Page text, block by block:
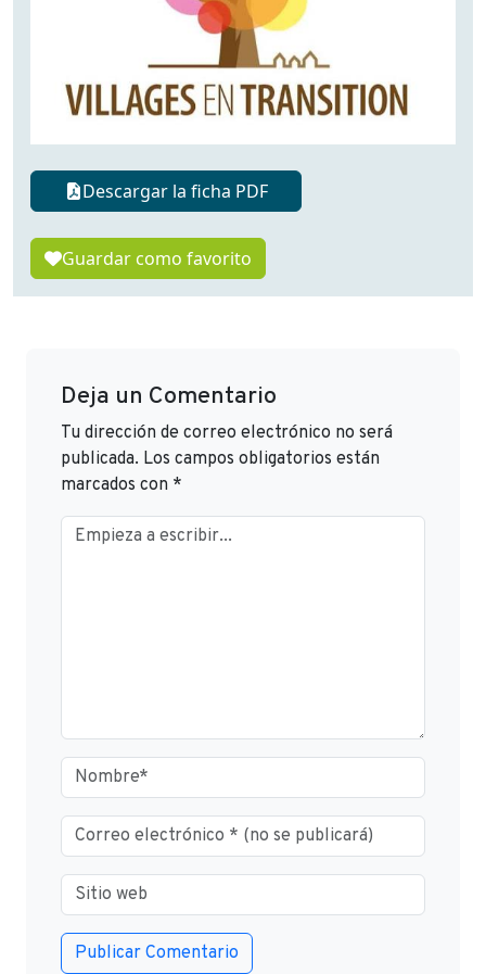
Descargar la ficha PDF
Guardar como favorito
Deja un Comentario
Tu dirección de correo electrónico no será
publicada. Los campos obligatorios están
marcados con *